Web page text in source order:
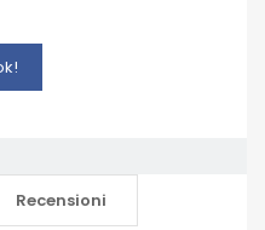
Recensioni